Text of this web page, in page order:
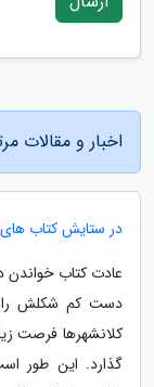
اخبار و مقالات
در ستایش کتاب
عادت کتاب خواندن
دست کم شکلش را
کلانشهرها فرصت
گذارد. این طور